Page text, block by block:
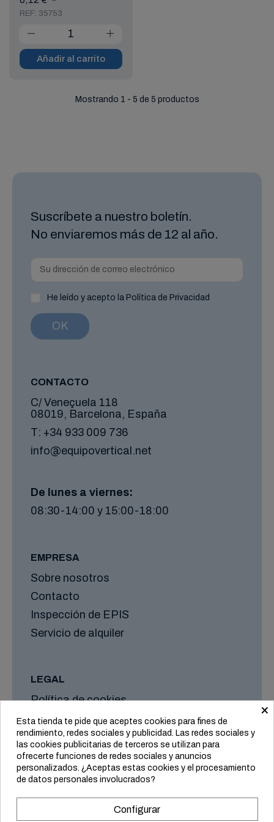
REF: 35753
Añadir al carrito
Mostrando 1 - 5 de 5 productos
Suscríbete a nuestro boletín.
No enviaremos más de 12 al año.
He leído y acepto la Política de Privacidad
CONTACTO
C/ Veneçuela 118
08019, Barcelona, España
T: +34 933 009 736
info@equipovertical.net
De lunes a viernes:
08:30-14:00 y 15:00-18:00
EMPRESA
Sobre nosotros
Contacto
Inspección de EPIS
Servicio de alquiler
LEGAL
Política de cookies
Aviso legal
Formas de envío y plazos
Condiciones generales
×
Esta tienda te pide que aceptes cookies para fines de
rendimiento, redes sociales y publicidad. Las redes sociales y
las cookies publicitarias de terceros se utilizan para
ofrecerte funciones de redes sociales y anuncios
personalizados. ¿Aceptas estas cookies y el procesamiento
de datos personales involucrados?
Configurar